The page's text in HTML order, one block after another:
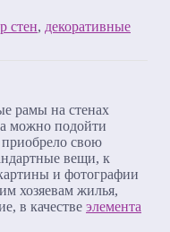
стен, декоративные
можно подойти
свою
вещи, к
и фотографии
хозяевам жилья,
в качестве элемента